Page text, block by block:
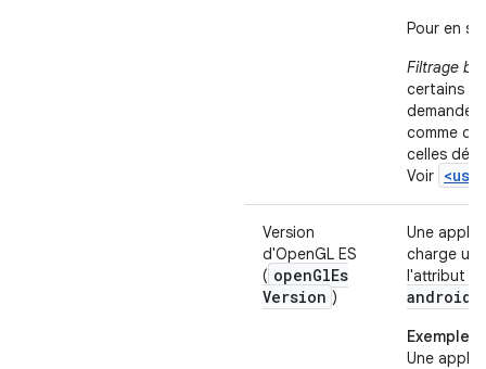
Pour en
Filtrage
certains
comme
celles
Voir
Version
d'OpenGL ES
( openGlEs
Version )
Une
charge
l'attribut
Exemple 1
Une